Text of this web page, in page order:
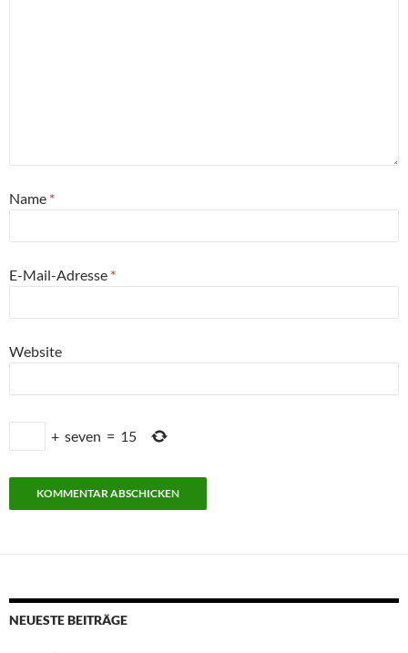
Name *
E-Mail-Adresse *
Website
+ seven = 15
NEUESTE BEITRÄGE